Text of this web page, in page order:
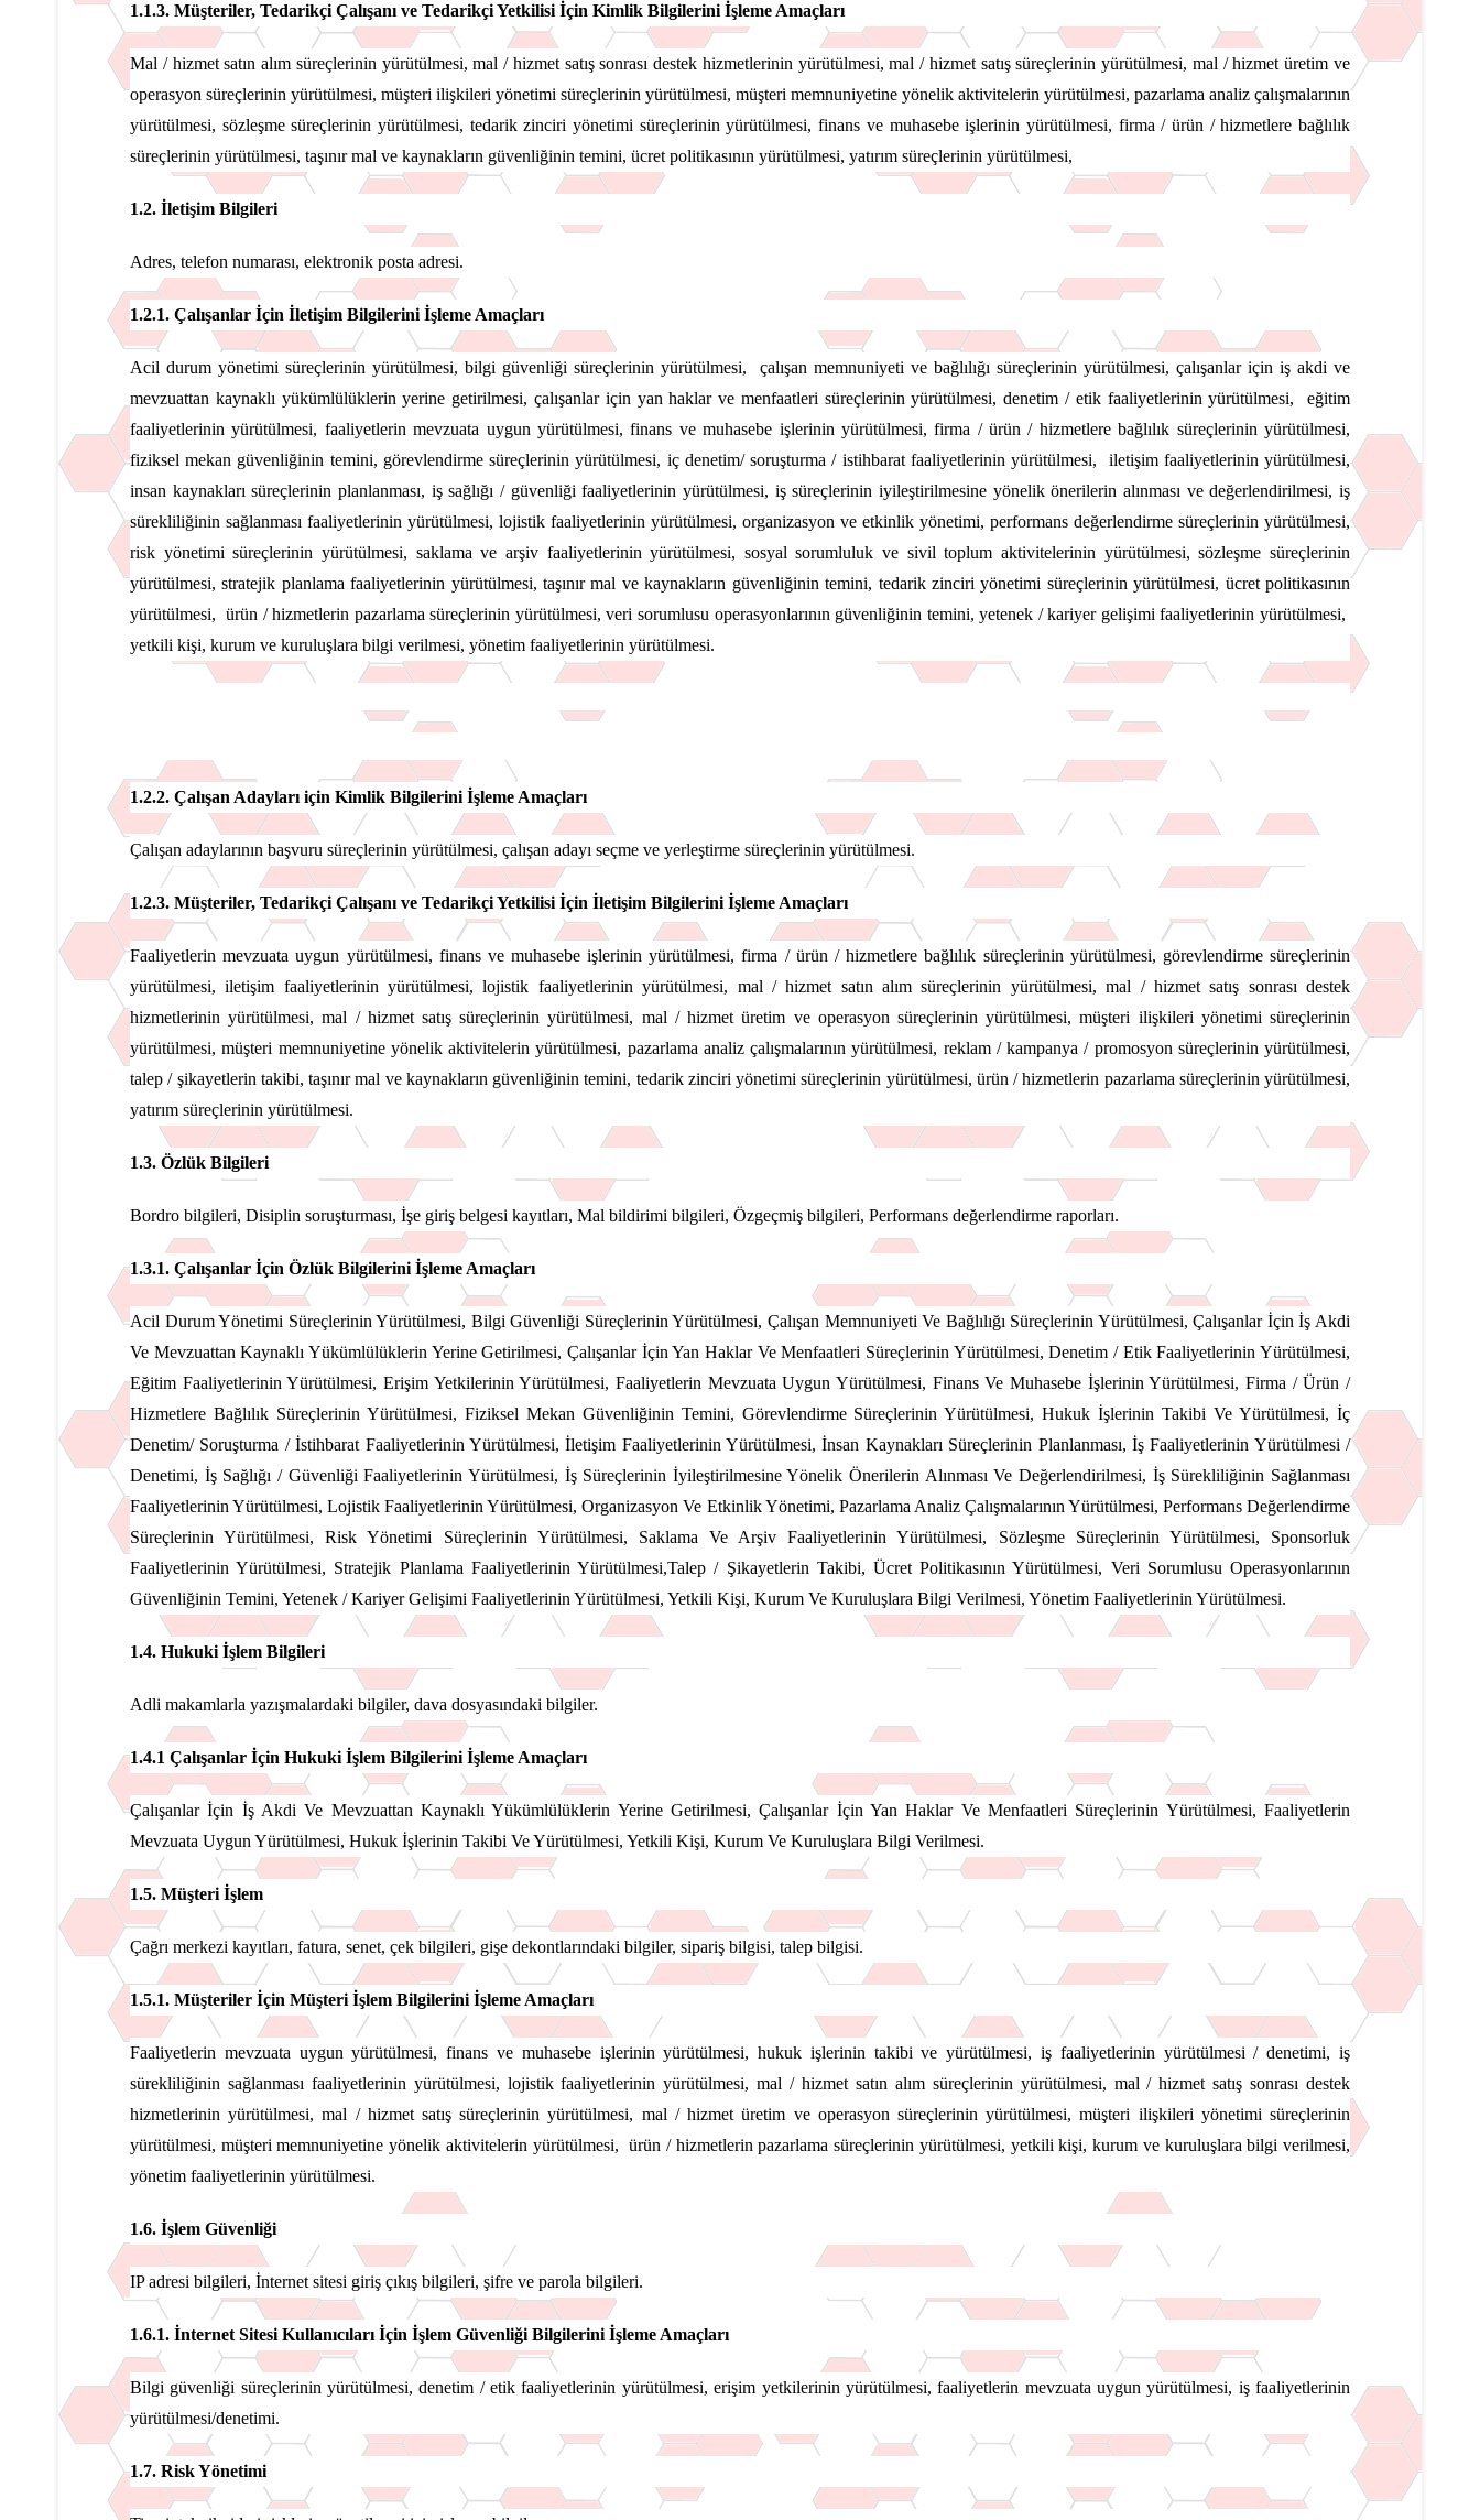
1.1.3. Müşteriler, Tedarikçi Çalışanı ve Tedarikçi Yetkilisi İçin Kimlik Bilgilerini İşleme Amaçları
Mal / hizmet satın alım süreçlerinin yürütülmesi, mal / hizmet satış sonrası destek hizmetlerinin yürütülmesi, mal / hizmet satış süreçlerinin yürütülmesi, mal / hizmet üretim ve
operasyon süreçlerinin yürütülmesi, müşteri ilişkileri yönetimi süreçlerinin yürütülmesi, müşteri memnuniyetine yönelik aktivitelerin yürütülmesi, pazarlama analiz çalışmalarının
yürütülmesi, sözleşme süreçlerinin yürütülmesi, tedarik zinciri yönetimi süreçlerinin yürütülmesi, finans ve muhasebe işlerinin yürütülmesi, firma / ürün / hizmetlere bağlılık
süreçlerinin yürütülmesi, taşınır mal ve kaynakların güvenliğinin temini, ücret politikasının yürütülmesi, yatırım süreçlerinin yürütülmesi,
1.2. İletişim Bilgileri
Adres, telefon numarası, elektronik posta adresi.
1.2.1. Çalışanlar İçin İletişim Bilgilerini İşleme Amaçları
Acil durum yönetimi süreçlerinin yürütülmesi, bilgi güvenliği süreçlerinin yürütülmesi, çalışan memnuniyeti ve bağlılığı süreçlerinin yürütülmesi, çalışanlar için iş akdi ve
mevzuattan kaynaklı yükümlülüklerin yerine getirilmesi, çalışanlar için yan haklar ve menfaatleri süreçlerinin yürütülmesi, denetim / etik faaliyetlerinin yürütülmesi, eğitim
faaliyetlerinin yürütülmesi, faaliyetlerin mevzuata uygun yürütülmesi, finans ve muhasebe işlerinin yürütülmesi, firma / ürün / hizmetlere bağlılık süreçlerinin yürütülmesi,
fiziksel mekan güvenliğinin temini, görevlendirme süreçlerinin yürütülmesi, iç denetim/ soruşturma / istihbarat faaliyetlerinin yürütülmesi, iletişim faaliyetlerinin yürütülmesi,
insan kaynakları süreçlerinin planlanması, iş sağlığı / güvenliği faaliyetlerinin yürütülmesi, iş süreçlerinin iyileştirilmesine yönelik önerilerin alınması ve değerlendirilmesi, iş
sürekliliğinin sağlanması faaliyetlerinin yürütülmesi, lojistik faaliyetlerinin yürütülmesi, organizasyon ve etkinlik yönetimi, performans değerlendirme süreçlerinin yürütülmesi,
risk yönetimi süreçlerinin yürütülmesi, saklama ve arşiv faaliyetlerinin yürütülmesi, sosyal sorumluluk ve sivil toplum aktivitelerinin yürütülmesi, sözleşme süreçlerinin
yürütülmesi, stratejik planlama faaliyetlerinin yürütülmesi, taşınır mal ve kaynakların güvenliğinin temini, tedarik zinciri yönetimi süreçlerinin yürütülmesi, ücret politikasının
yürütülmesi, ürün / hizmetlerin pazarlama süreçlerinin yürütülmesi, veri sorumlusu operasyonlarının güvenliğinin temini, yetenek / kariyer gelişimi faaliyetlerinin yürütülmesi,
yetkili kişi, kurum ve kuruluşlara bilgi verilmesi, yönetim faaliyetlerinin yürütülmesi.
1.2.2. Çalışan Adayları için Kimlik Bilgilerini İşleme Amaçları
Çalışan adaylarının başvuru süreçlerinin yürütülmesi, çalışan adayı seçme ve yerleştirme süreçlerinin yürütülmesi.
1.2.3. Müşteriler, Tedarikçi Çalışanı ve Tedarikçi Yetkilisi İçin İletişim Bilgilerini İşleme Amaçları
Faaliyetlerin mevzuata uygun yürütülmesi, finans ve muhasebe işlerinin yürütülmesi, firma / ürün / hizmetlere bağlılık süreçlerinin yürütülmesi, görevlendirme süreçlerinin
yürütülmesi, iletişim faaliyetlerinin yürütülmesi, lojistik faaliyetlerinin yürütülmesi, mal / hizmet satın alım süreçlerinin yürütülmesi, mal / hizmet satış sonrası destek
hizmetlerinin yürütülmesi, mal / hizmet satış süreçlerinin yürütülmesi, mal / hizmet üretim ve operasyon süreçlerinin yürütülmesi, müşteri ilişkileri yönetimi süreçlerinin
yürütülmesi, müşteri memnuniyetine yönelik aktivitelerin yürütülmesi, pazarlama analiz çalışmalarının yürütülmesi, reklam / kampanya / promosyon süreçlerinin yürütülmesi,
talep / şikayetlerin takibi, taşınır mal ve kaynakların güvenliğinin temini, tedarik zinciri yönetimi süreçlerinin yürütülmesi, ürün / hizmetlerin pazarlama süreçlerinin yürütülmesi,
yatırım süreçlerinin yürütülmesi.
1.3. Özlük Bilgileri
Bordro bilgileri, Disiplin soruşturması, İşe giriş belgesi kayıtları, Mal bildirimi bilgileri, Özgeçmiş bilgileri, Performans değerlendirme raporları.
1.3.1. Çalışanlar İçin Özlük Bilgilerini İşleme Amaçları
Acil Durum Yönetimi Süreçlerinin Yürütülmesi, Bilgi Güvenliği Süreçlerinin Yürütülmesi, Çalışan Memnuniyeti Ve Bağlılığı Süreçlerinin Yürütülmesi, Çalışanlar İçin İş Akdi
Ve Mevzuattan Kaynaklı Yükümlülüklerin Yerine Getirilmesi, Çalışanlar İçin Yan Haklar Ve Menfaatleri Süreçlerinin Yürütülmesi, Denetim / Etik Faaliyetlerinin Yürütülmesi,
Eğitim Faaliyetlerinin Yürütülmesi, Erişim Yetkilerinin Yürütülmesi, Faaliyetlerin Mevzuata Uygun Yürütülmesi, Finans Ve Muhasebe İşlerinin Yürütülmesi, Firma / Ürün /
Hizmetlere Bağlılık Süreçlerinin Yürütülmesi, Fiziksel Mekan Güvenliğinin Temini, Görevlendirme Süreçlerinin Yürütülmesi, Hukuk İşlerinin Takibi Ve Yürütülmesi, İç
Denetim/ Soruşturma / İstihbarat Faaliyetlerinin Yürütülmesi, İletişim Faaliyetlerinin Yürütülmesi, İnsan Kaynakları Süreçlerinin Planlanması, İş Faaliyetlerinin Yürütülmesi /
Denetimi, İş Sağlığı / Güvenliği Faaliyetlerinin Yürütülmesi, İş Süreçlerinin İyileştirilmesine Yönelik Önerilerin Alınması Ve Değerlendirilmesi, İş Sürekliliğinin Sağlanması
Faaliyetlerinin Yürütülmesi, Lojistik Faaliyetlerinin Yürütülmesi, Organizasyon Ve Etkinlik Yönetimi, Pazarlama Analiz Çalışmalarının Yürütülmesi, Performans Değerlendirme
Süreçlerinin Yürütülmesi, Risk Yönetimi Süreçlerinin Yürütülmesi, Saklama Ve Arşiv Faaliyetlerinin Yürütülmesi, Sözleşme Süreçlerinin Yürütülmesi, Sponsorluk
Faaliyetlerinin Yürütülmesi, Stratejik Planlama Faaliyetlerinin Yürütülmesi,Talep / Şikayetlerin Takibi, Ücret Politikasının Yürütülmesi, Veri Sorumlusu Operasyonlarının
Güvenliğinin Temini, Yetenek / Kariyer Gelişimi Faaliyetlerinin Yürütülmesi, Yetkili Kişi, Kurum Ve Kuruluşlara Bilgi Verilmesi, Yönetim Faaliyetlerinin Yürütülmesi.
1.4. Hukuki İşlem Bilgileri
Adli makamlarla yazışmalardaki bilgiler, dava dosyasındaki bilgiler.
1.4.1 Çalışanlar İçin Hukuki İşlem Bilgilerini İşleme Amaçları
Çalışanlar İçin İş Akdi Ve Mevzuattan Kaynaklı Yükümlülüklerin Yerine Getirilmesi, Çalışanlar İçin Yan Haklar Ve Menfaatleri Süreçlerinin Yürütülmesi, Faaliyetlerin
Mevzuata Uygun Yürütülmesi, Hukuk İşlerinin Takibi Ve Yürütülmesi, Yetkili Kişi, Kurum Ve Kuruluşlara Bilgi Verilmesi.
1.5. Müşteri İşlem
Çağrı merkezi kayıtları, fatura, senet, çek bilgileri, gişe dekontlarındaki bilgiler, sipariş bilgisi, talep bilgisi.
1.5.1. Müşteriler İçin Müşteri İşlem Bilgilerini İşleme Amaçları
Faaliyetlerin mevzuata uygun yürütülmesi, finans ve muhasebe işlerinin yürütülmesi, hukuk işlerinin takibi ve yürütülmesi, iş faaliyetlerinin yürütülmesi / denetimi, iş
sürekliliğinin sağlanması faaliyetlerinin yürütülmesi, lojistik faaliyetlerinin yürütülmesi, mal / hizmet satın alım süreçlerinin yürütülmesi, mal / hizmet satış sonrası destek
hizmetlerinin yürütülmesi, mal / hizmet satış süreçlerinin yürütülmesi, mal / hizmet üretim ve operasyon süreçlerinin yürütülmesi, müşteri ilişkileri yönetimi süreçlerinin
yürütülmesi, müşteri memnuniyetine yönelik aktivitelerin yürütülmesi, ürün / hizmetlerin pazarlama süreçlerinin yürütülmesi, yetkili kişi, kurum ve kuruluşlara bilgi verilmesi,
yönetim faaliyetlerinin yürütülmesi.
1.6. İşlem Güvenliği
IP adresi bilgileri, İnternet sitesi giriş çıkış bilgileri, şifre ve parola bilgileri.
1.6.1. İnternet Sitesi Kullanıcıları İçin İşlem Güvenliği Bilgilerini İşleme Amaçları
Bilgi güvenliği süreçlerinin yürütülmesi, denetim / etik faaliyetlerinin yürütülmesi, erişim yetkilerinin yürütülmesi, faaliyetlerin mevzuata uygun yürütülmesi, iş faaliyetlerinin
yürütülmesi/denetimi.
1.7. Risk Yönetimi